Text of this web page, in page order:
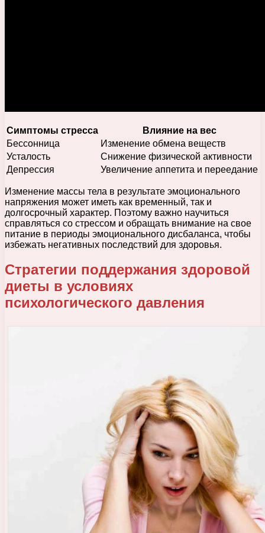
Симптомы стресса
Влияние на вес
Бессонница
Изменение обмена веществ
Усталость
Снижение физической активности
Депрессия
Увеличение аппетита и переедание
Изменение массы тела в результате эмоционального
напряжения может иметь как временный, так и
долгосрочный характер. Поэтому важно научиться
справляться со стрессом и обращать внимание на свое
питание в периоды эмоционального дисбаланса, чтобы
избежать негативных последствий для здоровья.
Стратегии поддержания здоровой
диеты в условиях
психологического давления